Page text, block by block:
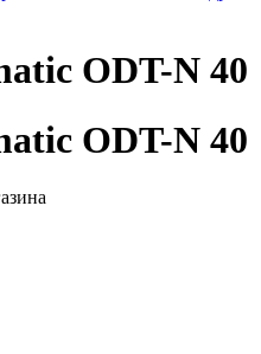
ODT-N 40
ODT-N 40